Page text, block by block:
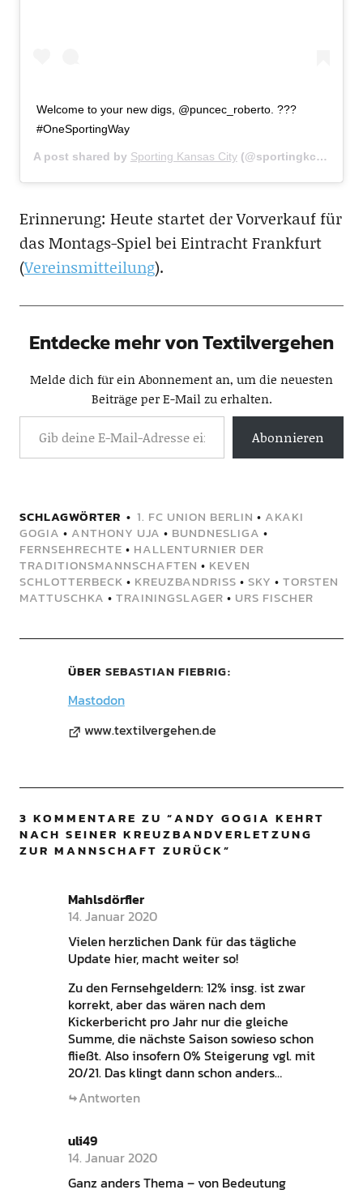
Welcome to your new digs, @puncec_roberto. ???
#OneSportingWay
A post shared by Sporting Kansas City(@sportingkc) on
Erinnerung: Heute startet der Vorverkauf für
das Montags-Spiel bei Eintracht Frankfurt
(Vereinsmitteilung).
Entdecke mehr von Textilvergehen
Melde dich für ein Abonnement an, um die neuesten
Beiträge per E-Mail zu erhalten.
Abonnieren
SCHLAGWÖRTER 1. FC UNION BERLIN • AKAKI
GOGIA • ANTHONY UJA • BUNDNESLIGA •
FERNSEHRECHTE • HALLENTURNIER DER
TRADITIONSMANNSCHAFTEN • KEVEN
SCHLOTTERBECK • KREUZBANDRISS • SKY • TORSTEN
MATTUSCHKA • TRAININGSLAGER • URS FISCHER
ÜBER SEBASTIAN FIEBRIG
Mastodon
www.textilvergehen.de
3 KOMMENTARE ZU “ANDY GOGIA KEHRT
NACH SEINER KREUZBANDVERLETZUNG
ZUR MANNSCHAFT ZURÜCK”
Mahlsdörfler
14. Januar 2020
Vielen herzlichen Dank für das tägliche
Update hier, macht weiter so!
Zu den Fernsehgeldern: 12% insg. ist zwar
korrekt, aber das wären nach dem
Kickerbericht pro Jahr nur die gleiche
Summe, die nächste Saison sowieso schon
fließt. Also insofern 0% Steigerung vgl. mit
20/21. Das klingt dann schon anders…
Antworten
uli49
14. Januar 2020
Ganz anders Thema – von Bedeutung